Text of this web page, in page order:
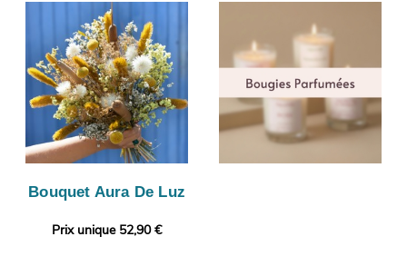
Bouquet Aura De Luz
Prix unique 52,90 €